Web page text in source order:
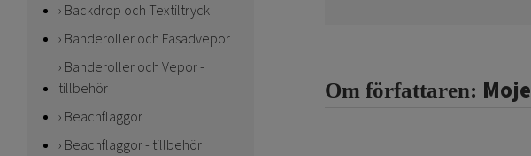
Om författaren: Moje
Backdrop och Textiltryck
Banderoller och Fasadvepor
Banderoller och Vepor -
tillbehör
Beachflaggor
Beachflaggor - tillbehör